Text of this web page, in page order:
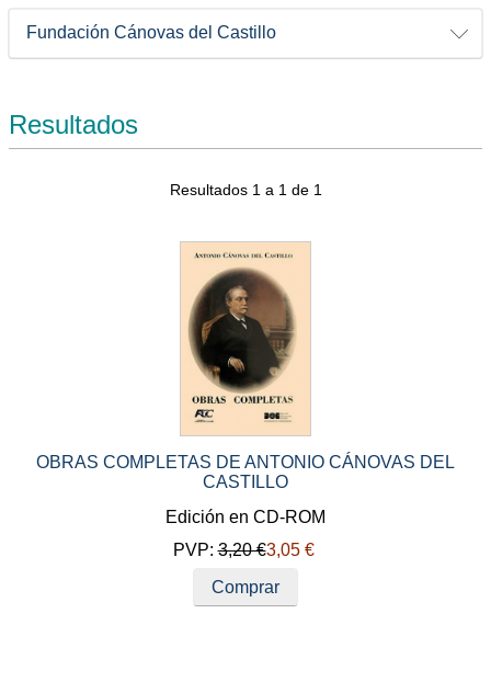
Fundación Cánovas del Castillo
Resultados
Resultados 1 a 1 de 1
OBRAS COMPLETAS DE ANTONIO CÁNOVAS DEL
CASTILLO
Edición en CD-ROM
PVP:3,20 €3,05 €
Comprar